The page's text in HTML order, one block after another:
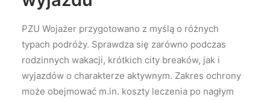
PZU Wojażer przygotowano z myślą o różnych
typach podróży. Sprawdza się zarówno podczas
rodzinnych wakacji, krótkich city breaków, jak i
wyjazdów o charakterze aktywnym. Zakres ochrony
może obejmować m.in. koszty leczenia po nagłym